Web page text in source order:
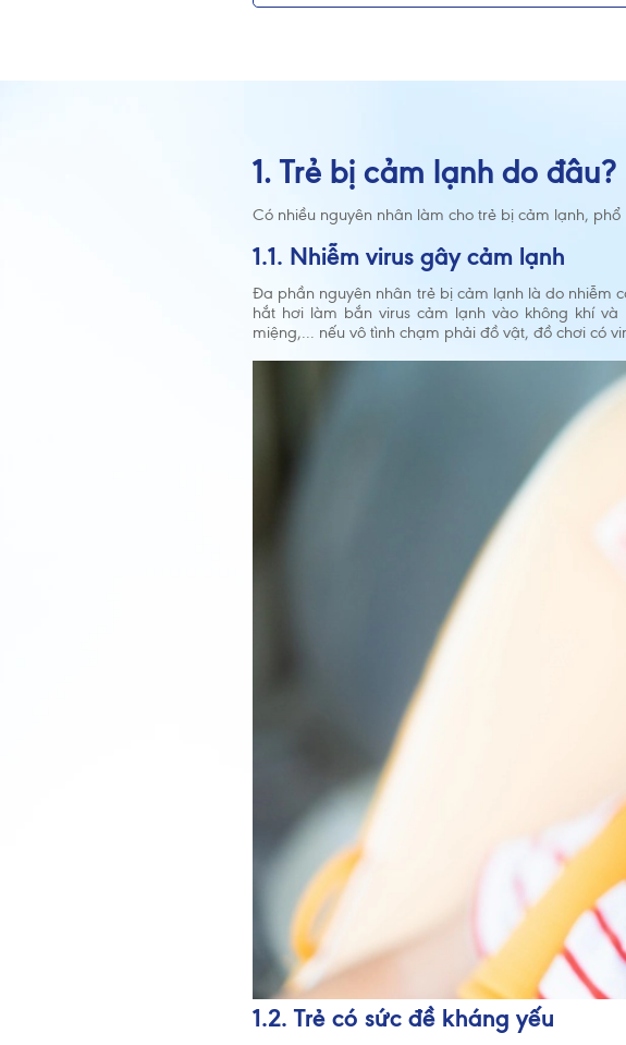
1. Trẻ bị cảm lạnh do đâu?
Có nhiều nguyên nhân làm cho trẻ bị cảm lạnh, phổ
1.1. Nhiễm virus gây cảm lạnh
Đa phần nguyên nhân trẻ bị cảm lạnh là do nhiễm
hắt hơi làm bắn virus cảm lạnh vào không khí
miệng,... nếu vô tình chạm phải đồ vật, đồ chơi có
1.2. Trẻ có sức đề kháng yếu